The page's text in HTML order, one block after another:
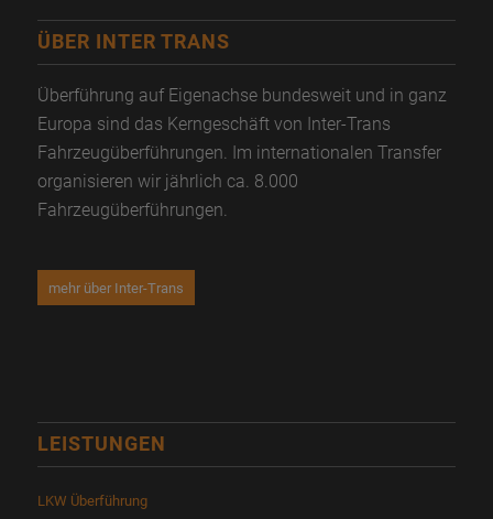
ÜBER INTER TRANS
Überführung auf Eigenachse bundesweit und in ganz
Europa sind das Kerngeschäft von Inter-Trans
Fahrzeugüberführungen. Im internationalen Transfer
organisieren wir jährlich ca. 8.000
Fahrzeugüberführungen.
mehr über Inter-Trans
LEISTUNGEN
LKW Überführung